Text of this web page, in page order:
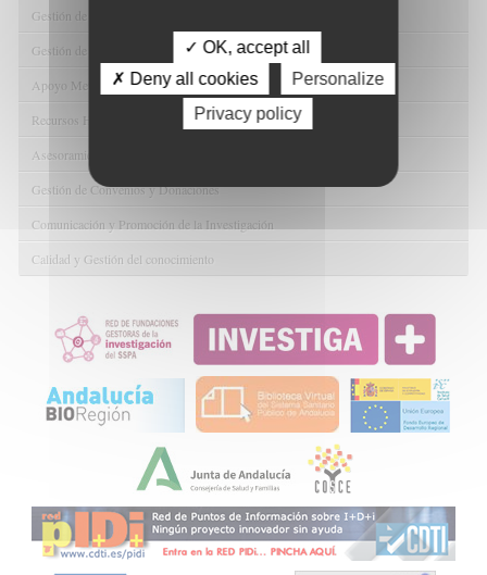
Gestión de la Innovación y la Transferencia Tecnológica
Gestión de Ayudas y Oportunidad de Financiación
Apoyo Metodológico y/o Estadístico
Recursos Humanos
Asesoramiento y Gestión Económica-Administrativa
Gestión de Convenios y Donaciones
Comunicación y Promoción de la Investigación
Calidad y Gestión del conocimiento
✓ OK, accept all
✗ Deny all cookies
Personalize
Privacy policy